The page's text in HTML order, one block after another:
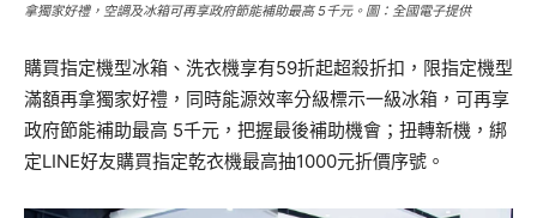
拿獨家好禮，空調及冰箱可再享政府節能補助最高 5千元。圖：全國電子提供
購買指定機型冰箱、洗衣機享有59折起超殺折扣，限指定機型
滿額再拿獨家好禮，同時能源效率分級標示一級冰箱，可再享
政府節能補助最高 5千元，把握最後補助機會；扭轉新機，綁
定LINE好友購買指定乾衣機最高抽1000元折價序號。